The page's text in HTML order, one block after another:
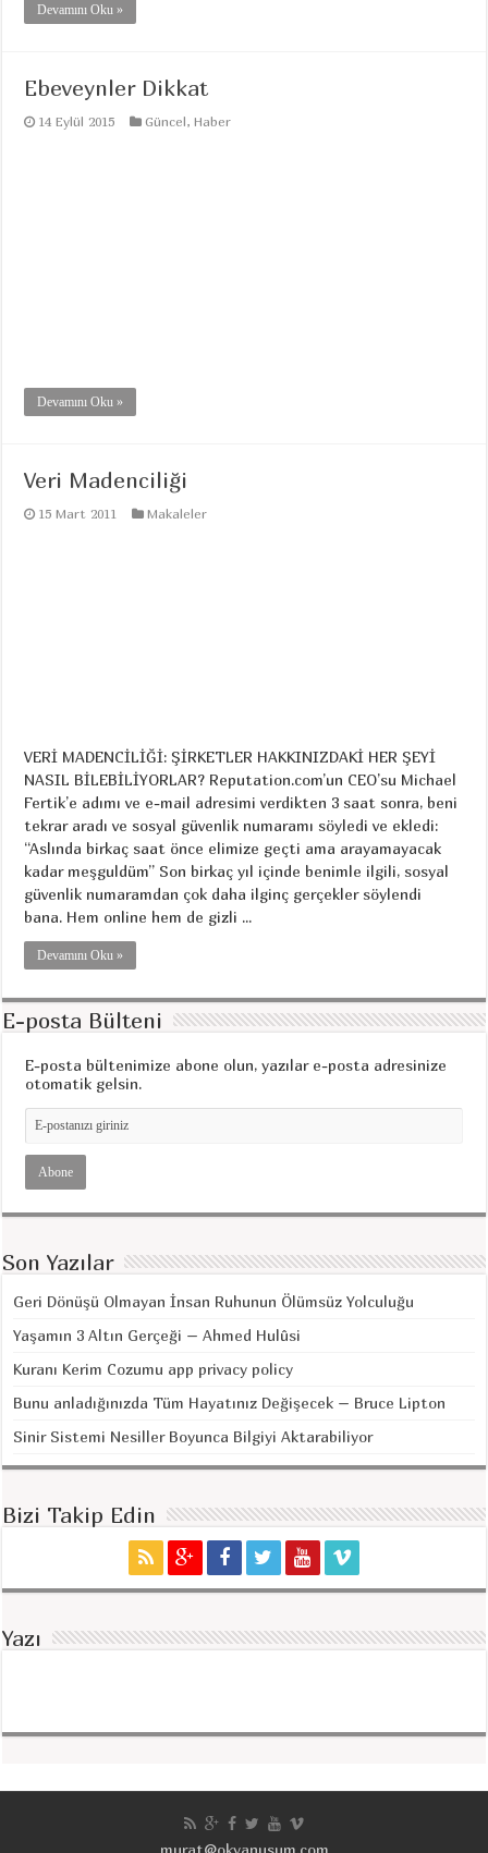
Devamını Oku »
Ebeveynler Dikkat
14 Eylül 2015 Güncel,Haber
Devamını Oku »
Veri Madenciliği
15 Mart 2011 Makaleler
VERİ MADENCİLİĞİ: ŞİRKETLER HAKKINIZDAKİ HER ŞEYİ
NASIL BİLEBİLİYORLAR? Reputation.com’un CEO’su Michael
Fertik’e adımı ve e-mail adresimi verdikten 3 saat sonra, beni
tekrar aradı ve sosyal güvenlik numaramı söyledi ve ekledi:
“Aslında birkaç saat önce elimize geçti ama arayamayacak
kadar meşguldüm” Son birkaç yıl içinde benimle ilgili, sosyal
güvenlik numaramdan çok daha ilginç gerçekler söylendi
bana. Hem online hem de gizli ...
Devamını Oku »
E-posta Bülteni
E-posta bültenimize abone olun, yazılar e-posta adresinize
otomatik gelsin.
Son Yazılar
Geri Dönüşü Olmayan İnsan Ruhunun Ölümsüz Yolculuğu
Yaşamın 3 Altın Gerçeği – Ahmed Hulûsi
Kuranı Kerim Cozumu app privacy policy
Bunu anladığınızda Tüm Hayatınız Değişecek – Bruce Lipton
Sinir Sistemi Nesiller Boyunca Bilgiyi Aktarabiliyor
Bizi Takip Edin
Yazı